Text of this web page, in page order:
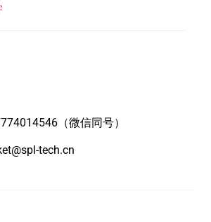
（微信同号）
tech.cn